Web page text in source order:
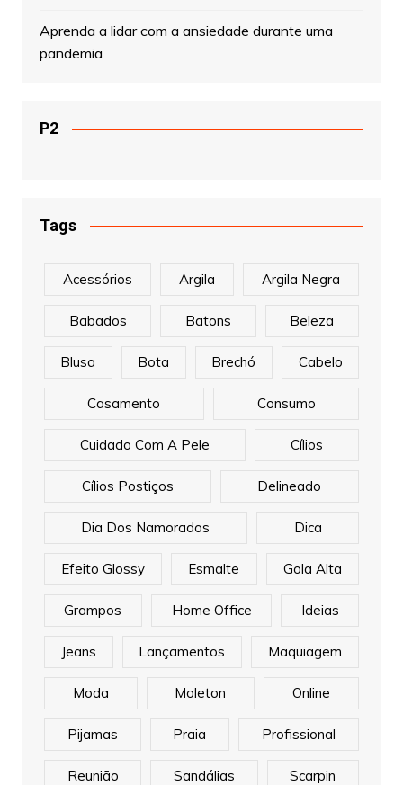
Aprenda a lidar com a ansiedade durante uma
pandemia
P2
Tags
Acessórios Argila Argila Negra
Babados Batons Beleza
Blusa Bota Brechó Cabelo
Casamento Consumo
Cuidado Com A Pele Cílios
Cílios Postiços Delineado
Dia Dos Namorados Dica
Efeito Glossy Esmalte Gola Alta
Grampos Home Office Ideias
Jeans Lançamentos Maquiagem
Moda Moleton Online
Pijamas Praia Profissional
Reunião Sandálias Scarpin